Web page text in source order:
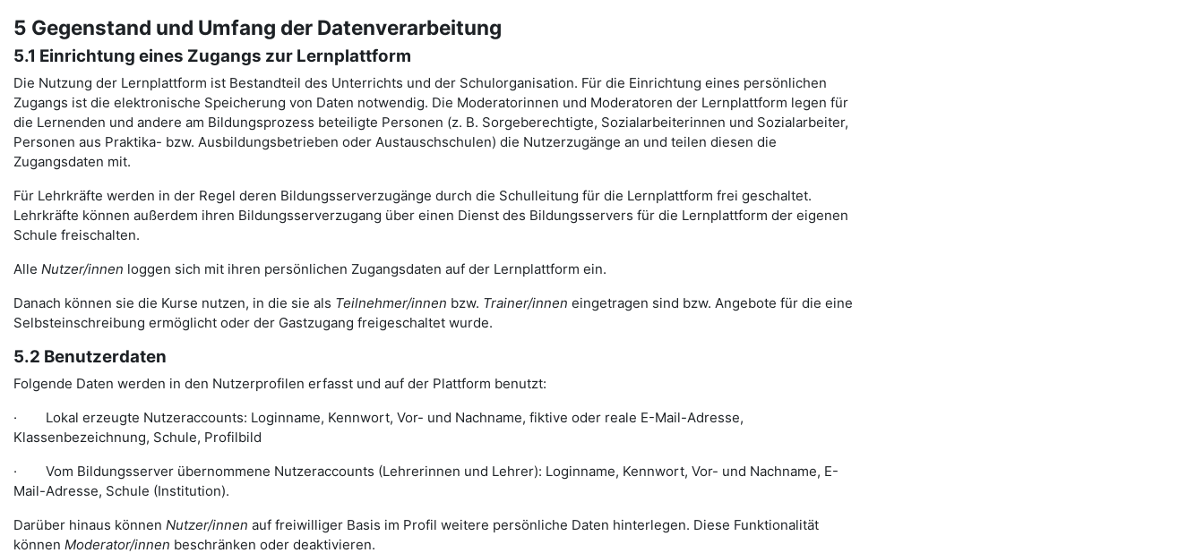
5 Gegenstand und Umfang der Datenverarbeitung
5.1 Einrichtung eines Zugangs zur Lernplattform
Die Nutzung der Lernplattform ist Bestandteil des Unterrichts und der Schulorganisation. Für die Einrichtung eines persönlichen
Zugangs ist die elektronische Speicherung von Daten notwendig. Die Moderatorinnen und Moderatoren der Lernplattform legen für
die Lernenden und andere am Bildungsprozess beteiligte Personen (z. B. Sorgeberechtigte, Sozialarbeiterinnen und Sozialarbeiter,
Personen aus Praktika- bzw. Ausbildungsbetrieben oder Austauschschulen) die Nutzerzugänge an und teilen diesen die
Zugangsdaten mit.
Für Lehrkräfte werden in der Regel deren Bildungsserverzugänge durch die Schulleitung für die Lernplattform frei geschaltet.
Lehrkräfte können außerdem ihren Bildungsserverzugang über einen Dienst des Bildungsservers für die Lernplattform der eigenen
Schule freischalten.
Alle Nutzer/innen loggen sich mit ihren persönlichen Zugangsdaten auf der Lernplattform ein.
Danach können sie die Kurse nutzen, in die sie als Teilnehmer/innen bzw. Trainer/innen eingetragen sind bzw. Angebote für die eine
Selbsteinschreibung ermöglicht oder der Gastzugang freigeschaltet wurde.
5.2 Benutzerdaten
Folgende Daten werden in den Nutzerprofilen erfasst und auf der Plattform benutzt:
· Lokal erzeugte Nutzeraccounts: Loginname, Kennwort, Vor- und Nachname, fiktive oder reale E-Mail-Adresse,
Klassenbezeichnung, Schule, Profilbild
· Vom Bildungsserver übernommene Nutzeraccounts (Lehrerinnen und Lehrer): Loginname, Kennwort, Vor- und Nachname, E-
Mail-Adresse, Schule (Institution).
Darüber hinaus können Nutzer/innen auf freiwilliger Basis im Profil weitere persönliche Daten hinterlegen. Diese Funktionalität
können Moderator/innen beschränken oder deaktivieren.